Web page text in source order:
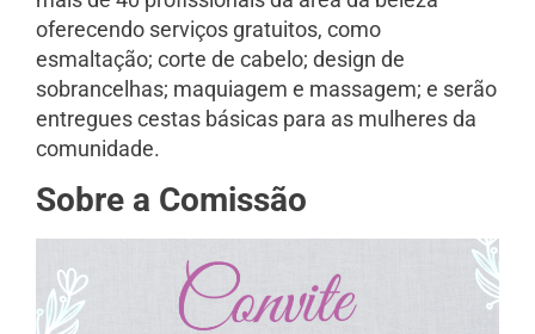
oferecendo serviços gratuitos, como
esmaltação; corte de cabelo; design de
sobrancelhas; maquiagem e massagem; e serão
entregues cestas básicas para as mulheres da
comunidade.
Sobre a Comissão